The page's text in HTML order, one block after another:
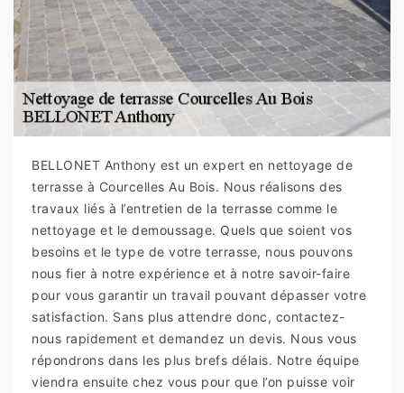
BELLONET Anthony est un expert en nettoyage de
terrasse à Courcelles Au Bois. Nous réalisons des
travaux liés à l’entretien de la terrasse comme le
nettoyage et le demoussage. Quels que soient vos
besoins et le type de votre terrasse, nous pouvons
nous fier à notre expérience et à notre savoir-faire
pour vous garantir un travail pouvant dépasser votre
satisfaction. Sans plus attendre donc, contactez-
nous rapidement et demandez un devis. Nous vous
répondrons dans les plus brefs délais. Notre équipe
viendra ensuite chez vous pour que l’on puisse voir